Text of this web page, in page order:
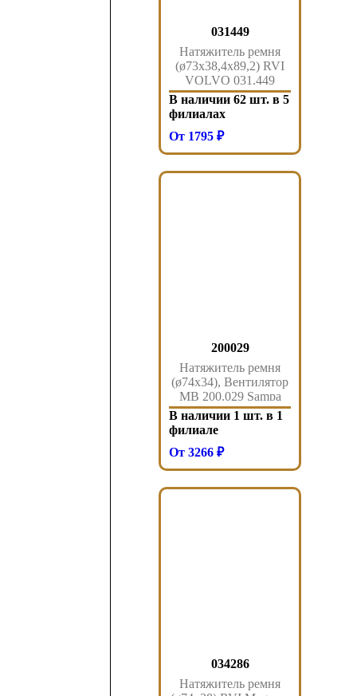
031449
Натяжитель ремня
(ø73x38,4x89,2) RVI
VOLVO 031.449
Sampa
В наличии 62 шт. в 5
филиалах
От 1795 ₽
200029
Натяжитель ремня
(ø74x34), Вентилятор
MB 200.029 Sampa
В наличии 1 шт. в 1
филиале
От 3266 ₽
034286
Натяжитель ремня